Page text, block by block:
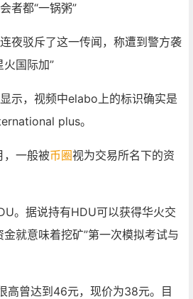
者都“一锅粥”
夜驳斥了这一传闻，称遭到警方袭
火国际加”
示，视频中elabo上的标识确实是
plus。
，一般被币圈视为交易所名下的资
。据说持有HDU可以获得华火交
就意味着挖矿”第一次模拟考试与
高曾达到46元，现价为38元。目